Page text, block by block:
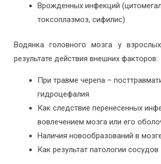
Врожденных инфекций
токсоплазмоз, сифилис)
Водянка головного мозга у
результате действия внешних факторов:
При травме черепа –
гидроцефалия
Как следствие перенесенных
вовлечением мозга или его
Наличия новообразований в
Как результат патологии сосудов